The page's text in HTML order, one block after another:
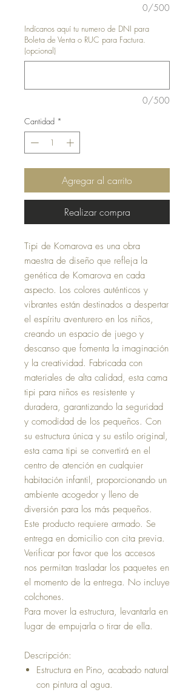
0/500
Indícanos aquí tu numero de DNI para
Boleta de Venta o RUC para Factura.
(opcional)
0/500
Cantidad *
Agregar al carrito
Realizar compra
Tipi de Komarova es una obra
maestra de diseño que refleja la
genética de Komarova en cada
aspecto. Los colores auténticos y
vibrantes están destinados a despertar
el espíritu aventurero en los niños,
creando un espacio de juego y
descanso que fomenta la imaginación
y la creatividad. Fabricada con
materiales de alta calidad, esta cama
tipi para niños es resistente y
duradera, garantizando la seguridad
y comodidad de los pequeños. Con
su estructura única y su estilo original,
esta cama tipi se convertirá en el
centro de atención en cualquier
habitación infantil, proporcionando un
ambiente acogedor y lleno de
diversión para los más pequeños.
Este producto requiere armado. Se
entrega en domicilio con cita previa.
Verificar por favor que los accesos
nos permitan trasladar los paquetes en
el momento de la entrega. No incluye
colchones.
Para mover la estructura, levantarla en
lugar de empujarla o tirar de ella.
Descripción:
Estructura en Pino, acabado natural
con pintura al agua.